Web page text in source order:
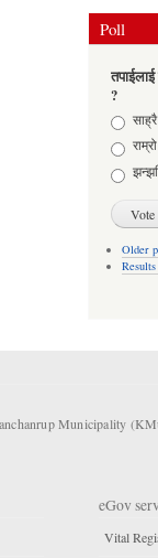
Poll
?
Choices
साह्रै
राम्रो
Older
Results
Municipality
eGov
Vital